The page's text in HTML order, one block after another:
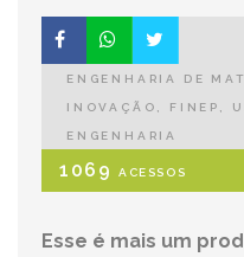
ENGENHARIA DE
INOVAÇÃO, FINEP,
ENGENHARIA
1069 ACESSOS
Esse é mais um